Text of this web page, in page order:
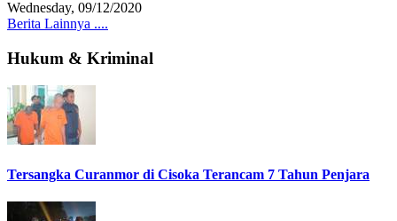
Wednesday, 09/12/2020
Berita Lainnya ....
Hukum & Kriminal
Tersangka Curanmor di Cisoka Terancam 7 Tahun Penjara